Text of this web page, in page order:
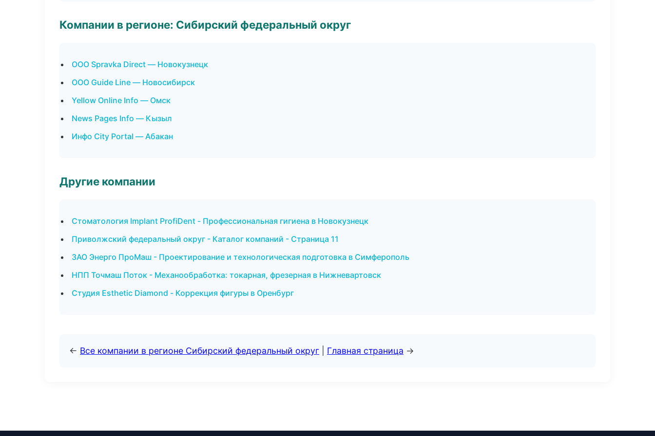
Компании в регионе: Сибирский федеральный округ
ООО Spravka Direct — Новокузнецк
ООО Guide Line — Новосибирск
Yellow Online Info — Омск
News Pages Info — Кызыл
Инфо City Portal — Абакан
Другие компании
Стоматология Implant ProfiDent - Профессиональная гигиена в Новокузнецк
Приволжский федеральный округ - Каталог компаний - Страница 11
ЗАО Энерго ПроМаш - Проектирование и технологическая подготовка в Симферополь
НПП Точмаш Поток - Механообработка: токарная, фрезерная в Нижневартовск
Студия Esthetic Diamond - Коррекция фигуры в Оренбург
← Все компании в регионе Сибирский федеральный округ Главная страница →